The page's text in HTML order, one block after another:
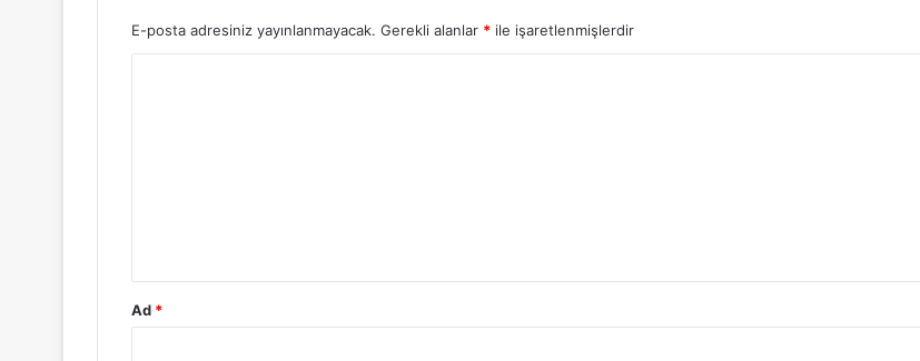
E-posta adresiniz yayınlanmayacak. Gerekli alanlar * ile işaretlenmişlerdir
Ad *